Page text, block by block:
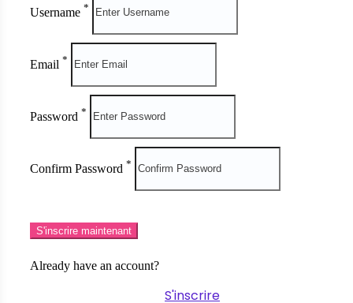
Username *
Email *
Password *
Confirm Password *
S'inscrire maintenant
Already have an account?
S'inscrire